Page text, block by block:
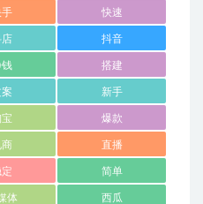
手 快速
店 抖音
钱 搭建
新手
爆款
商 直播
简单
体 西瓜